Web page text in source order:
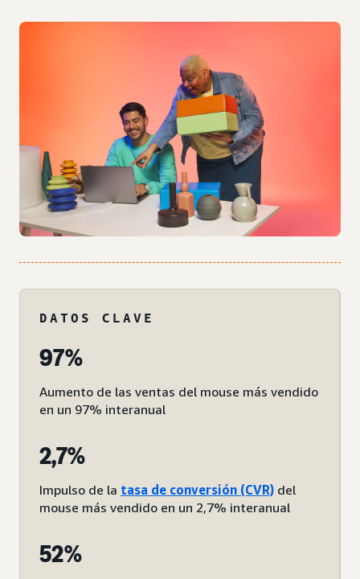
DATOS CLAVE
97%
Aumento de las ventas del mouse más vendido
en un 97% interanual
2,7%
Impulso de la tasa de conversión (CVR) del
mouse más vendido en un 2,7% interanual
52%